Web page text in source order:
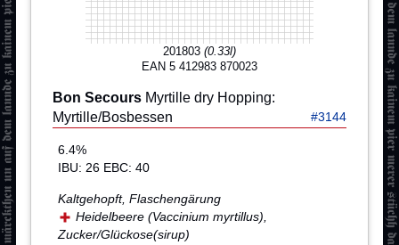
201803 (0.33l)
EAN 5 412983 870023
Bon Secours Myrtille dry Hopping:
Myrtille/Bosbessen
#3144
6.4%
IBU: 26 EBC: 40
Kaltgehopft, Flaschengärung
Heidelbeere (Vaccinium myrtillus),
Zucker/Glückose(sirup)